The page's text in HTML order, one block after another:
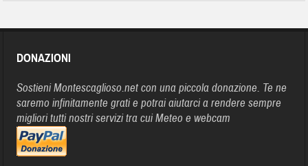
DONAZIONI
Sostieni Montescaglioso.net con una piccola donazione. Te ne
saremo infinitamente grati e potrai aiutarci a rendere sempre
migliori tutti nostri servizi tra cui Meteo e webcam